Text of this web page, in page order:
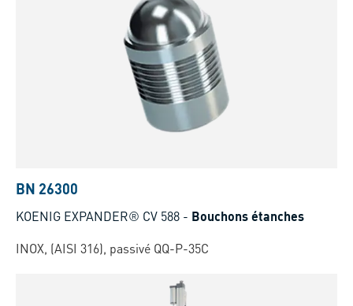
BN 26300
KOENIG EXPANDER® CV 588 - Bouchons étanches
INOX, (AISI 316), passivé QQ-P-35C